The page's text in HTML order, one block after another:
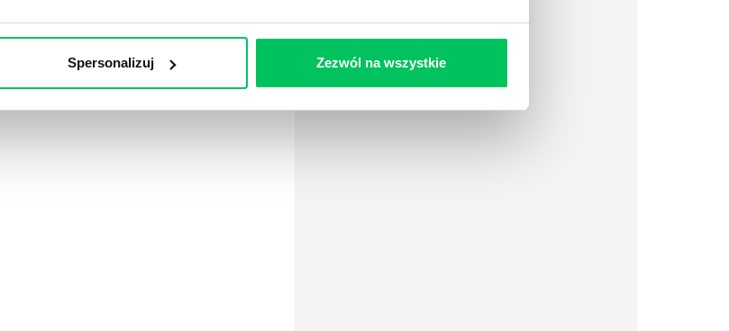
Spersonalizuj Zezwól na wszystkie